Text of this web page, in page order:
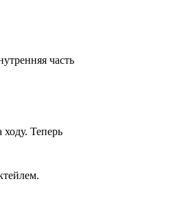
часть
Теперь